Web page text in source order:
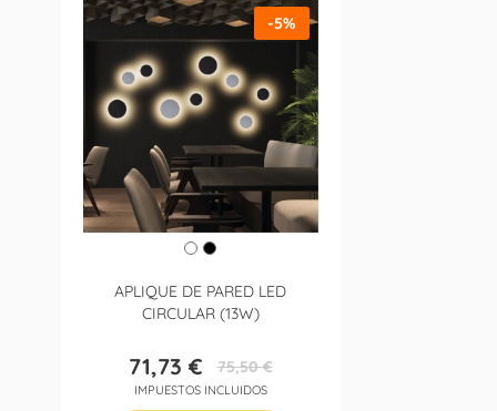
APLIQUE DE PARED LED
CIRCULAR (13W)
Precio
71,73 €Precio
base
75,50 €
IMPUESTOS INCLUIDOS
-5%